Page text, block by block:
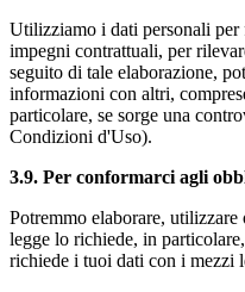
Utilizziamo i dati personali per
impegni contrattuali, per
seguito di tale elaborazione,
informazioni con altri,
particolare, se sorge una
Condizioni d'Uso).
3.9. Per conformarci agli
Potremmo elaborare,
legge lo richiede, in
richiede i tuoi dati con i mezzi